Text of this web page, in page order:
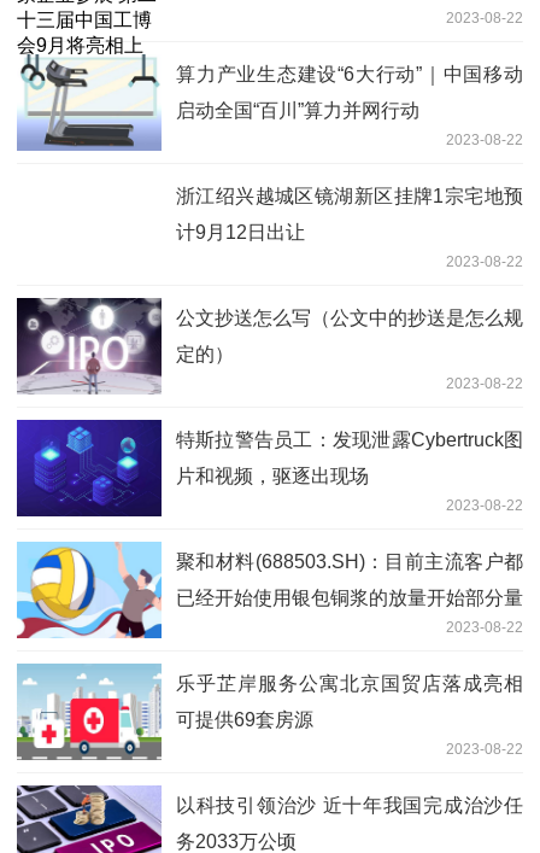
2023-08-22
算力产业生态建设“6大行动”｜中国移动
启动全国“百川”算力并网行动
2023-08-22
浙江绍兴越城区镜湖新区挂牌1宗宅地预
计9月12日出让
2023-08-22
公文抄送怎么写（公文中的抄送是怎么规
定的）
2023-08-22
特斯拉警告员工：发现泄露Cybertruck图
片和视频，驱逐出现场
2023-08-22
聚和材料(688503.SH)：目前主流客户都
已经开始使用银包铜浆的放量开始部分量
2023-08-22
乐乎芷岸服务公寓北京国贸店落成亮相
可提供69套房源
2023-08-22
以科技引领治沙 近十年我国完成治沙任
务2033万公顷